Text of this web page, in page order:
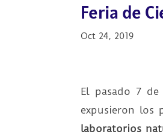
Feria de
Oct 24, 2019
El pasado 7
expusieron los
laboratorios